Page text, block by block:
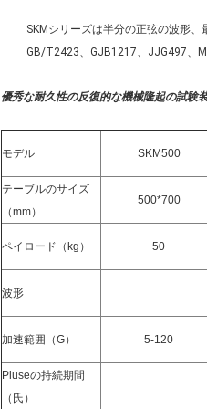
SKMシリーズは半分の正弦の波形
GB/T2423、GJB1217、JJG497、
優秀な耐久性の反復的な機械隆起の試験
モデル SKM500
テーブルのサイズ
（mm）
500*700
ペイロード（kg） 50
波形
加速範囲（G） 5-120
Pluseの持続期間
（氏）